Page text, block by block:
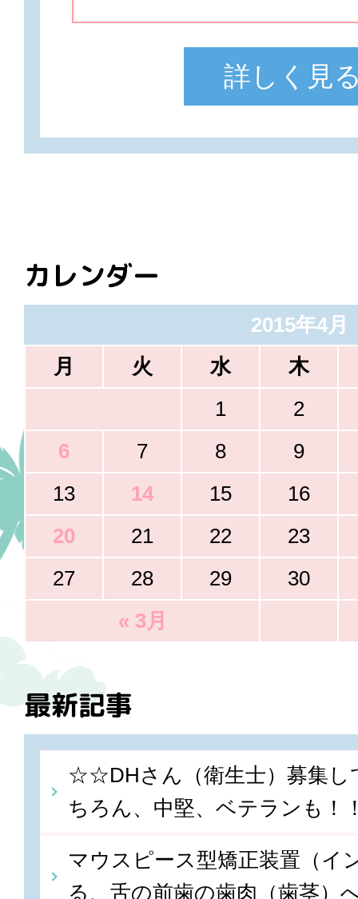
詳しく見
カレンダー
2015年4月
月
火 水 木
« 3月
1
2
6
7 8
9
13
14 15
16
20
21 22
23
27
28 29 30
最新記事
☆☆DHさん（衛生士）募集し
ちろん、中堅、ベテランも！
マウスピース型矯正装置（イ
る、舌の前歯の歯肉（歯茎）